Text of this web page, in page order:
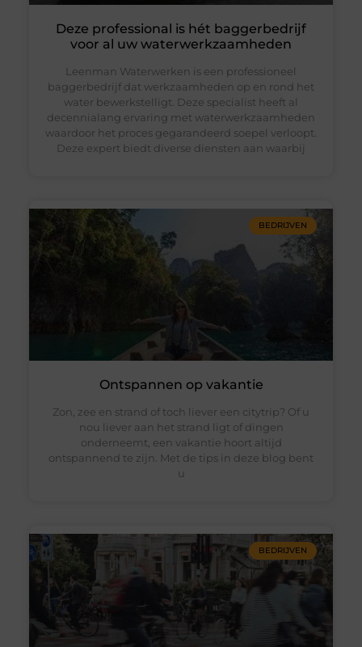
Deze professional is hét baggerbedrijf
voor al uw waterwerkzaamheden
Leenman Waterwerken is een professioneel
baggerbedrijf dat werkzaamheden op en rond het
water bewerkstelligt. Deze specialist heeft al
decennialang ervaring met waterwerkzaamheden
waardoor het proces gegarandeerd soepel verloopt.
Deze expert biedt diverse diensten aan waarbij
BEDRIJVEN
Ontspannen op vakantie
Zon, zee en strand of toch liever een citytrip? Of u
nou liever aan het strand ligt of dingen
onderneemt, een vakantie hoort altijd
ontspannend te zijn. Met de tips in deze blog bent
u
BEDRIJVEN